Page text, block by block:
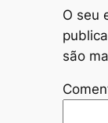
O seu
são